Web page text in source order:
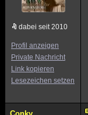
dabei seit 2010
Profil anzeigen
Private Nachricht
Link kopieren
Lesezeichen setzen